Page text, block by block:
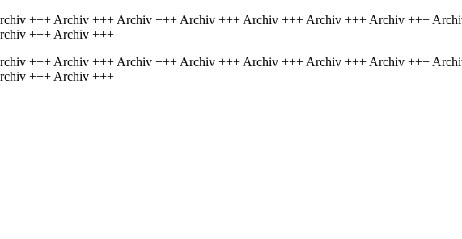
+++ Archiv +++ Archiv +++ Archiv +++ Archiv +++ Archiv +++ Archiv +++
+++ Archiv +++
+++ Archiv +++ Archiv +++ Archiv +++ Archiv +++ Archiv +++ Archiv +++
+++ Archiv +++